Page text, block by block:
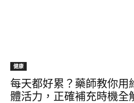
健康
每天都好累？藥師教你用
體活力，正確補充時機全